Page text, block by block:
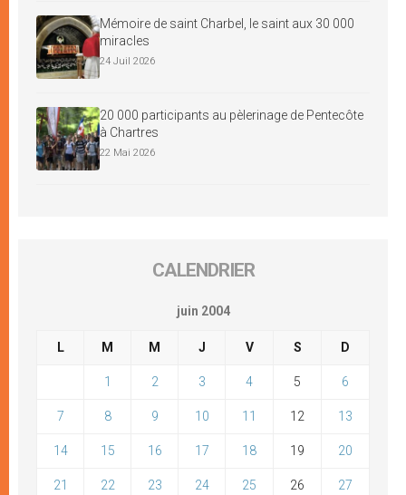
Mémoire de saint Charbel, le saint aux 30 000
miracles
24 Juil 2026
20 000 participants au pèlerinage de Pentecôte
à Chartres
22 Mai 2026
CALENDRIER
juin 2004
L M M J V S D
1 2 3 4 5 6
7 8 9 10 11 12 13
14 15 16 17 18 19 20
21 22 23 24 25 26 27